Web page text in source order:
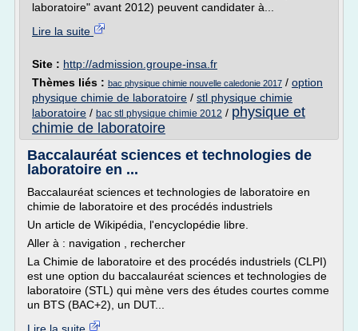
laboratoire" avant 2012) peuvent candidater à...
Lire la suite
Site : http://admission.groupe-insa.fr
Thèmes liés : bac physique chimie nouvelle caledonie 2017 / option
physique chimie de laboratoire / stl physique chimie
laboratoire / bac stl physique chimie 2012 / physique et
chimie de laboratoire
Baccalauréat sciences et technologies de
laboratoire en ...
Baccalauréat sciences et technologies de laboratoire en
chimie de laboratoire et des procédés industriels
Un article de Wikipédia, l'encyclopédie libre.
Aller à : navigation , rechercher
La Chimie de laboratoire et des procédés industriels (CLPI)
est une option du baccalauréat sciences et technologies de
laboratoire (STL) qui mène vers des études courtes comme
un BTS (BAC+2), un DUT...